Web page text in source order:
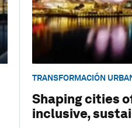
TRANSFORMACIÓN
Shaping cities
inclusive,